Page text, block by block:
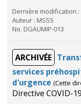
Dernière modification :
Auteur : MSSS
No. DGAUMIP-013
ARCHIVÉE
services
d'urgence (Cette
Directive COVID-19